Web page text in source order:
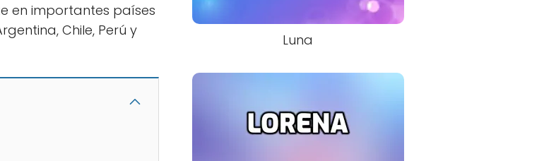
en importantes países
Chile, Perú y
Luna